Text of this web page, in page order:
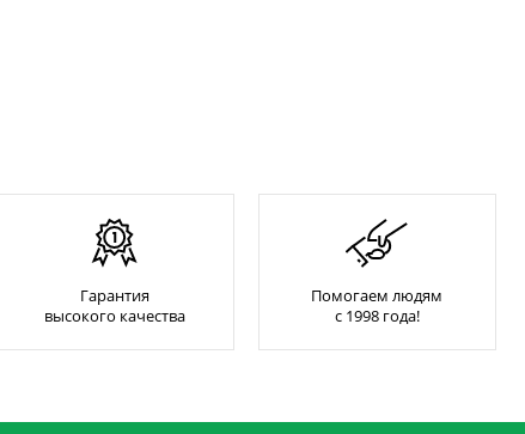
Гарантия
высокого качества
Помогаем людям
с 1998 года!